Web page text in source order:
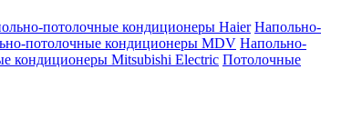
потолочные кондиционеры Haier Напольно-
потолочные кондиционеры MDV Напольно-
кондиционеры Mitsubishi Electric Потолочные